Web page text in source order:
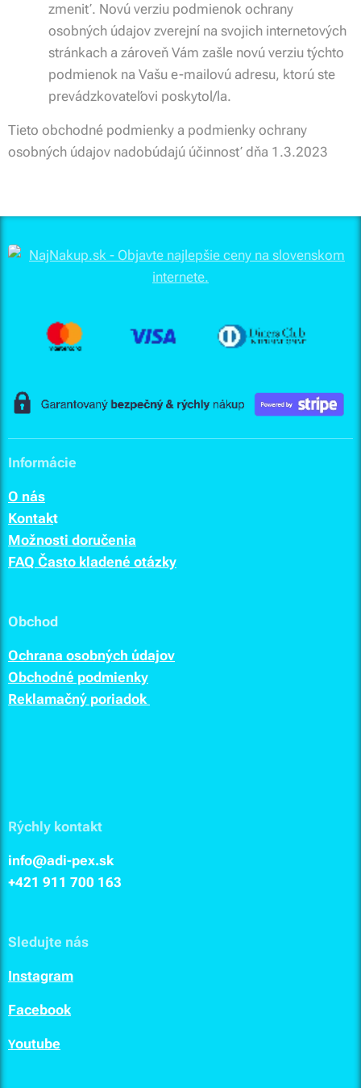
zmeniť. Novú verziu podmienok ochrany
osobných údajov zverejní na svojich internetových
stránkach a zároveň Vám zašle novú verziu týchto
podmienok na Vašu e-mailovú adresu, ktorú ste
prevádzkovateľovi poskytol/la.
Tieto obchodné podmienky a podmienky ochrany
osobných údajov nadobúdajú účinnosť dňa 1.3.2023
Informácie
O nás
Kontakt
Možnosti doručenia
FAQ Často kladené otázky
Obchod
Ochrana osobných údajov
Obchodné podmienky
Reklamačný poriadok
Rýchly kontakt
info@adi-pex.sk
+421 911 700 163
Sledujte nás
Instagram
Facebook
Youtube